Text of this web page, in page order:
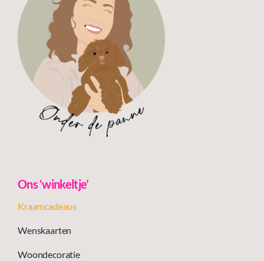
Ons ‘winkeltje’
Kraamcadeaus
Wenskaarten
Woondecoratie